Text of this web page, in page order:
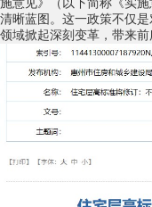
施意见》（以下简称《实
清晰蓝图。这一政策不仅
领域掀起深刻变革，带来前